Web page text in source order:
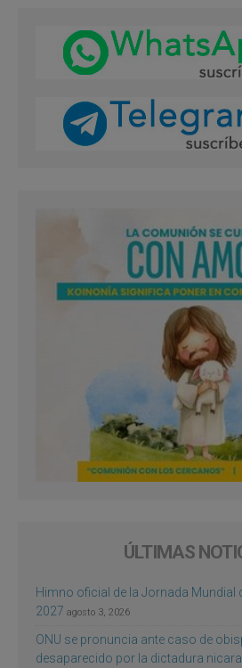
ÚLTIMAS
Himno oficial de la Jornada Mundial
2027 agosto 3, 2026
ONU se pronuncia ante caso de
desaparecido por la dictadura